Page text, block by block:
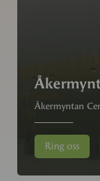
Åkermyntan
Ring oss